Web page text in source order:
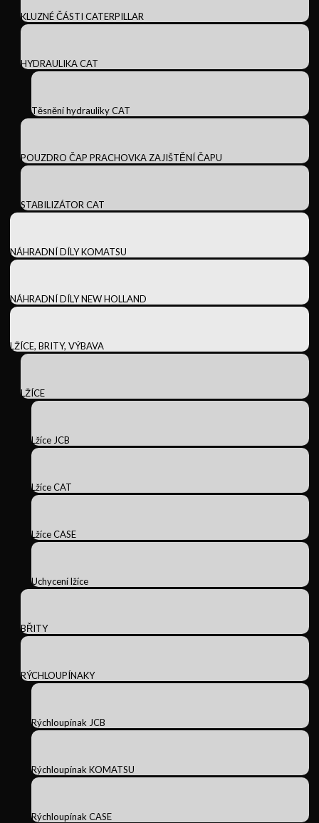
KLUZNÉ ČÁSTI CATERPILLAR
HYDRAULIKA CAT
Těsnění hydrauliky CAT
POUZDRO ČAP PRACHOVKA ZAJIŠTĚNÍ ČAPU
STABILIZÁTOR CAT
NÁHRADNÍ DÍLY KOMATSU
NÁHRADNÍ DÍLY NEW HOLLAND
LŽÍCE, BRITY, VÝBAVA
LŽÍCE
Lžíce JCB
Lžíce CAT
Lžíce CASE
Uchycení lžíce
BŘITY
RÝCHLOUPÍNAKY
Rýchloupínak JCB
Rýchloupínak KOMATSU
Rýchloupínak CASE